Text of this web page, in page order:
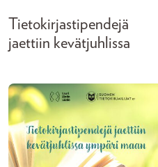
Tietokirjastipendejä
jaettiin kevätjuhlissa